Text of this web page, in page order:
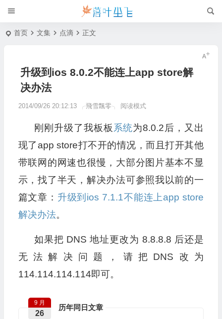
首页 文集 点滴 正文
升级到ios 8.0.2不能连上app store解
决办法
2014/09/26 20:12:13 ╭飛雪飄零╮ 阅读模式
刚刚升级了我板板 系统为8.0.2后，又出
现了app store打不开的情况，而且打开其他
带联网的网速也很慢，大部分图片基本不显
示，找了半天，解决办法可参照我以前的一
篇文章： 升级到ios 7.1.1不能连上app store
解决办法。
如果把 DNS 地址更改为 8.8.8.8 后还是
无法解决问题，请把DNS改为
114.114.114.114即可。
历年同日文章
9 月
26